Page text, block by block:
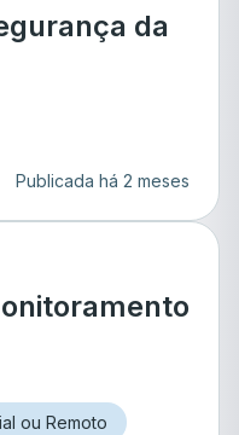
da
Publicada há 2 meses
ou Remoto